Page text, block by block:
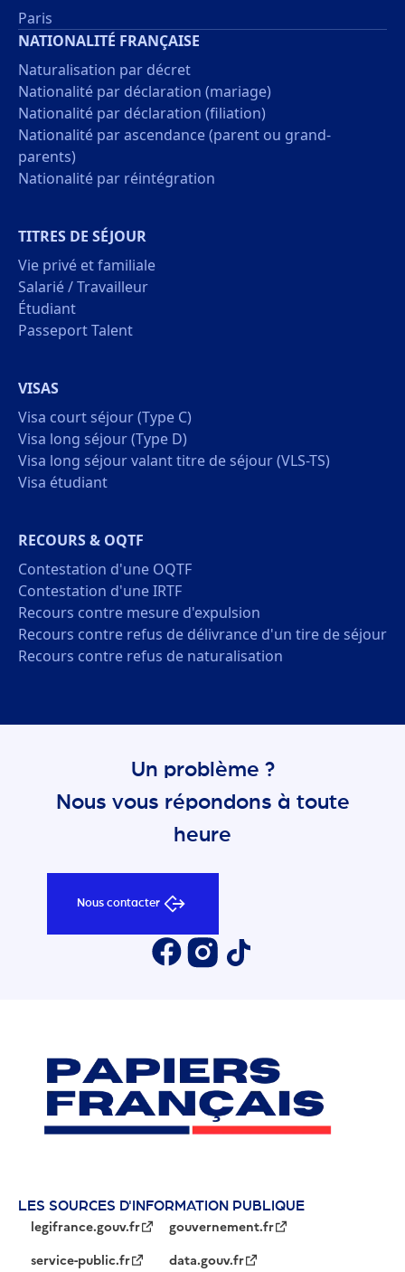
Paris
NATIONALITÉ FRANÇAISE
Naturalisation par décret
Nationalité par déclaration (mariage)
Nationalité par déclaration (filiation)
Nationalité par ascendance (parent ou grand-
parents)
Nationalité par réintégration
TITRES DE SÉJOUR
Vie privé et familiale
Salarié / Travailleur
Étudiant
Passeport Talent
VISAS
Visa court séjour (Type C)
Visa long séjour (Type D)
Visa long séjour valant titre de séjour (VLS-TS)
Visa étudiant
RECOURS & OQTF
Contestation d'une OQTF
Contestation d'une IRTF
Recours contre mesure d'expulsion
Recours contre refus de délivrance d'un tire de séjour
Recours contre refus de naturalisation
Un problème ?
Nous vous répondons à toute
heure
Nous contacter
LES SOURCES D'INFORMATION PUBLIQUE
legifrance.gouv.fr
gouvernement.fr
service-public.fr
data.gouv.fr